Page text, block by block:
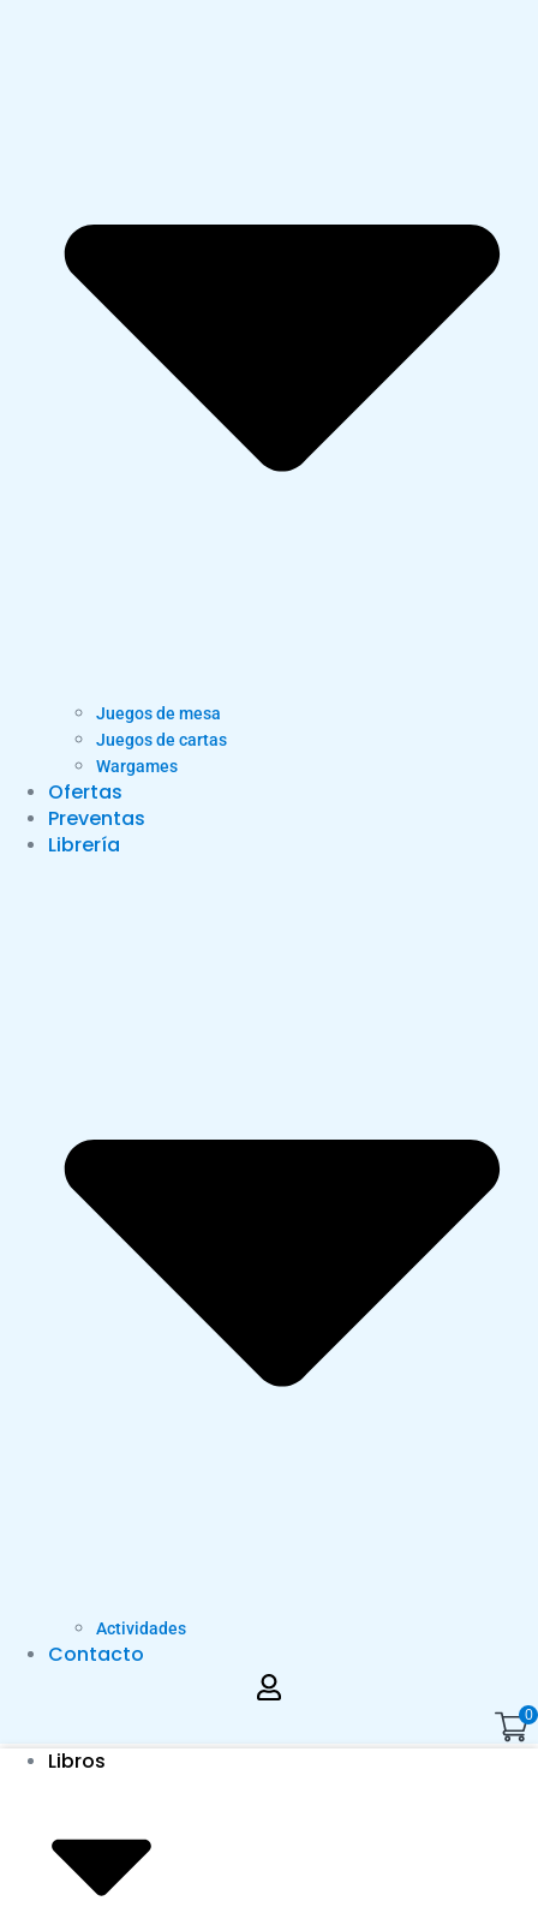
Juegos de mesa
Juegos de cartas
Wargames
Ofertas
Preventas
Librería
Actividades
Contacto
0
Libros